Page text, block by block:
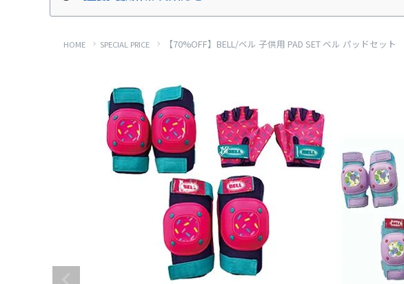
HOME SPECIAL PRICE 【70%OFF】BELL/ベル 子供用 PAD SET ベル パッドセット